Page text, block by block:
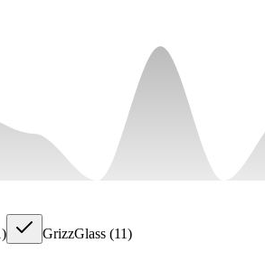
) GrizzGlass (11)